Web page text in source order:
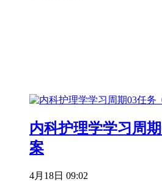
内科护理学学习周
案
4月18日 09:02